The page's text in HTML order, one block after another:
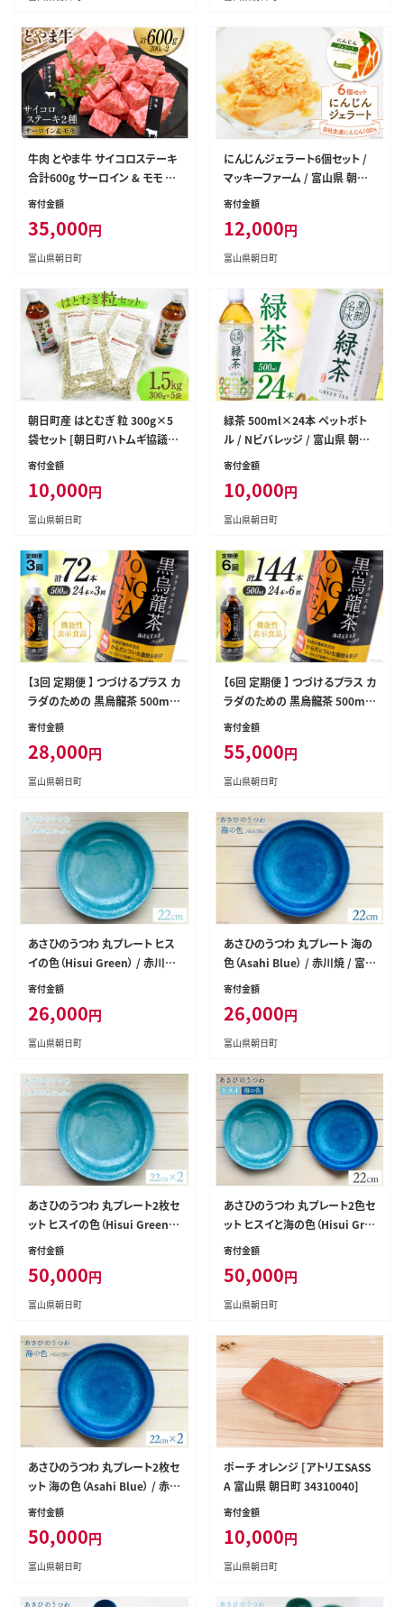
牛肉 とやま牛 サイコロステーキ
合計600g サーロイン & モモ 各
300g 肉 国産 ビーフ 真空パック
比べ / カシワファーム / 富山県
朝日町 [34310288]
寄付金額
35,000円
富山県朝日町
にんじんジェラート6個セット /
マッキーファーム / 富山県 朝日
町 [34310225]
寄付金額
12,000円
富山県朝日町
朝日町産 はとむぎ 粒 300g×5
袋セット [朝日町ハトムギ協議会
富山県 朝日町 34310207]
寄付金額
10,000円
富山県朝日町
緑茶 500ml×24本 ペットボト
ル / Nビバレッジ / 富山県 朝日
町 [34310195]
寄付金額
10,000円
富山県朝日町
【3回 定期便 】 つづけるプラス カ
ラダのための 黒烏龍茶 500ml
× 24本 × 3回 総計72本 [Nビ
00] ペットボトル 烏龍茶 ウーロ
ン茶 1ケース 500ml
寄付金額
28,000円
富山県朝日町
【6回 定期便 】 つづけるプラス カ
ラダのための 黒烏龍茶 500ml
× 24本 × 6回 総計144本 [Nビ
01] ペットボトル 烏龍茶 ウーロ
ン茶 1ケース 500ml
寄付金額
55,000円
富山県朝日町
あさひのうつわ 丸プレート ヒス
イの色（Hisui Green） / 赤川焼
/ 富山県 朝日町 [34310233]
寄付金額
26,000円
富山県朝日町
あさひのうつわ 丸プレート 海の
色（Asahi Blue） / 赤川焼 / 富山
県 朝日町 [34310232]
寄付金額
26,000円
富山県朝日町
あさひのうつわ 丸プレート2枚セ
ット ヒスイの色（Hisui Green）
/ 赤川焼 / 富山県 朝日町 [3431
寄付金額
50,000円
富山県朝日町
あさひのうつわ 丸プレート2色セ
ット ヒスイと海の色（Hisui Gre
en＆Asahi Blue） / 赤川焼 / 富
寄付金額
50,000円
富山県朝日町
あさひのうつわ 丸プレート2枚セ
ット 海の色（Asahi Blue） / 赤川
焼 / 富山県 朝日町 [34310236]
寄付金額
50,000円
富山県朝日町
ポーチ オレンジ [アトリエSASS
A 富山県 朝日町 34310040]
寄付金額
10,000円
富山県朝日町